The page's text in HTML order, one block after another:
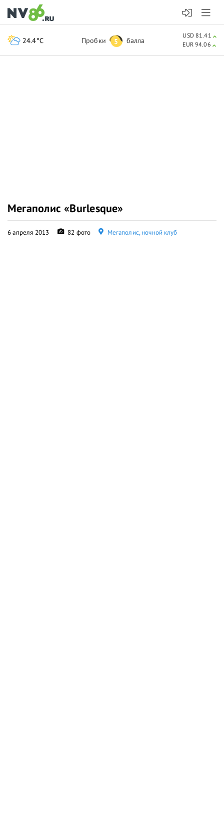
Мегаполис «Burlesque»
6 апреля 2013 82 фото Мегаполис, ночной клуб
24.4°C Пробки 5 балла
USD 81.41
EUR 94.06